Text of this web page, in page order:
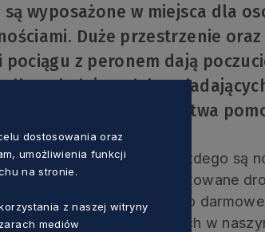
wyposażone w miejsca dla
Duże przestrzenie
pociągu z peronem dają
wsiadających i
marszałek województwa
i dostępne dla każdego są
przejazdu zostały przygotowane
bilet uprawniający do
na liniach regionalnych w
dostosowania oraz
umożliwienia funkcji
na stronie.
z naszej witryny
mediów